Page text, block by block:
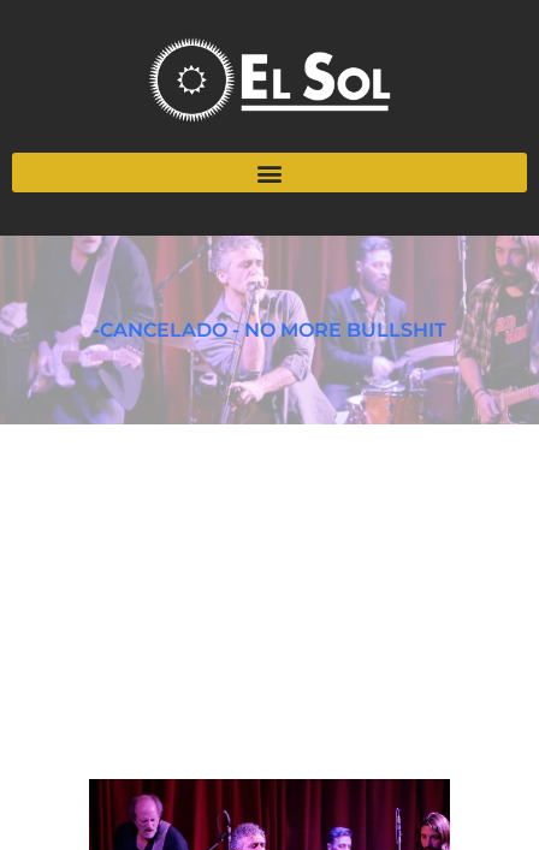
-CANCELADO - NO MORE BULLSHIT